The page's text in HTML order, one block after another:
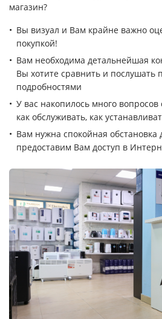
магазин?
Вы визуал и Вам крайне важно
покупкой!
Вам необходима детальнейшая
Вы хотите сравнить и послушать
подробностями
У вас накопилось много вопросов
как обслуживать, как
Вам нужна спокойная
предоставим Вам доступ в